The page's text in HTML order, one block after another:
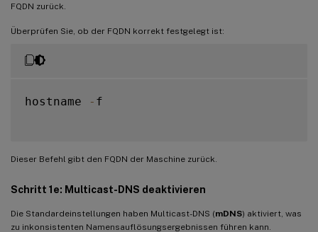
FQDN zurück.
Überprüfen Sie, ob der FQDN korrekt festgelegt ist:
hostname - f
Dieser Befehl gibt den FQDN der Maschine zurück.
Schritt 1e: Multicast-DNS deaktivieren
Die Standardeinstellungen haben Multicast-DNS (mDNS) aktiviert, was
zu inkonsistenten Namensauflösungsergebnissen führen kann.